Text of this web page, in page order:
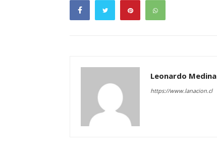
Leonardo Medina
https://www.lanacion.cl